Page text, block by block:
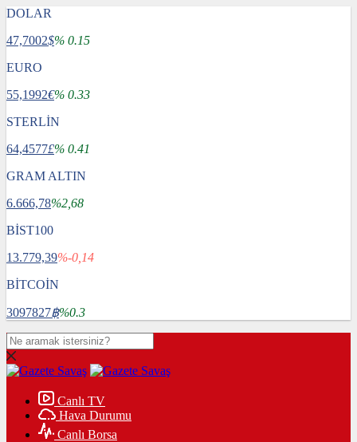
DOLAR
47,7002$% 0.15
EURO
55,1992€% 0.33
STERLİN
64,4577£% 0.41
GRAM ALTIN
6.666,78%2,68
BİST100
13.779,39%-0,14
BİTCOİN
3097827฿%0.3
Canlı TV
Hava Durumu
Canlı Borsa